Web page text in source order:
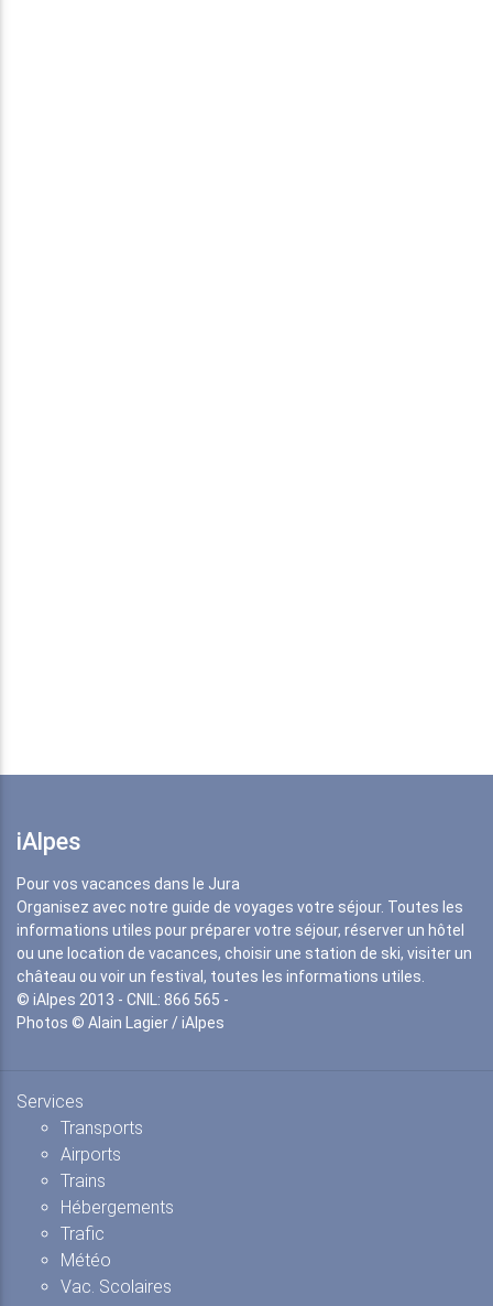
iAlpes
Pour vos vacances dans le Jura
Organisez avec notre guide de voyages votre séjour. Toutes les
informations utiles pour préparer votre séjour, réserver un hôtel
ou une location de vacances, choisir une station de ski, visiter un
château ou voir un festival, toutes les informations utiles.
© iAlpes 2013 - CNIL: 866 565 -
Photos © Alain Lagier / iAlpes
Services
Transports
Airports
Trains
Hébergements
Trafic
Météo
Vac. Scolaires